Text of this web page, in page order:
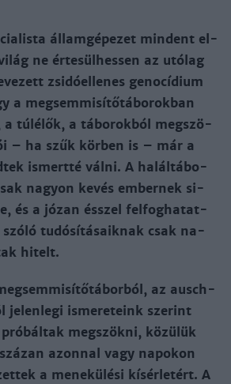
ál­lam­gé­pe­zet min­dent el­
ne ér­te­sül­hes­sen az utó­lag
zsi­dó­el­le­nes ge­no­cídi­um
a meg­sem­mi­sí­tő­tá­bo­rok­ban
a túlélők, a tá­bo­rok­ból meg­szö­
– ha szűk kör­ben is – már a
is­mert­té vál­ni. A ha­lál­tá­bo­
na­gyon ke­vés em­ber­nek si­
és a jó­zan ésszel fel­fog­ha­tat­
szó­ló tu­dó­sí­tá­saik­nak csak na­
hi­telt.
az ausch­
is­me­re­teink sze­rint
meg­szök­ni, kö­zü­lük
azon­nal vagy na­po­kon
a me­ne­kü­lé­si kí­sér­le­tért. A